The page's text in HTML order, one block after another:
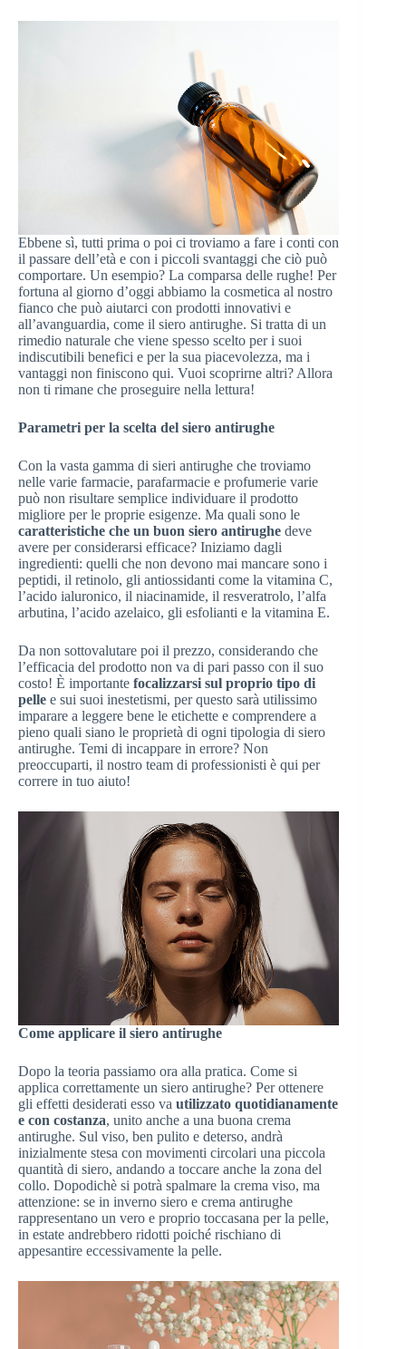
Ebbene sì, tutti prima o poi ci troviamo a fare i conti con
il passare dell’età e con i piccoli svantaggi che ciò può
comportare. Un esempio? La comparsa delle rughe! Per
fortuna al giorno d’oggi abbiamo la cosmetica al nostro
fianco che può aiutarci con prodotti innovativi e
all’avanguardia, come il siero antirughe. Si tratta di un
rimedio naturale che viene spesso scelto per i suoi
indiscutibili benefici e per la sua piacevolezza, ma i
vantaggi non finiscono qui. Vuoi scoprirne altri? Allora
non ti rimane che proseguire nella lettura!
Parametri per la scelta del siero antirughe
Con la vasta gamma di sieri antirughe che troviamo
nelle varie farmacie, parafarmacie e profumerie varie
può non risultare semplice individuare il prodotto
migliore per le proprie esigenze. Ma quali sono le
caratteristiche che un buon siero antirughe deve
avere per considerarsi efficace? Iniziamo dagli
ingredienti: quelli che non devono mai mancare sono i
peptidi, il retinolo, gli antiossidanti come la vitamina C,
l’acido ialuronico, il niacinamide, il resveratrolo, l’alfa
arbutina, l’acido azelaico, gli esfolianti e la vitamina E.
Da non sottovalutare poi il prezzo, considerando che
l’efficacia del prodotto non va di pari passo con il suo
costo! È importante focalizzarsi sul proprio tipo di
pelle e sui suoi inestetismi, per questo sarà utilissimo
imparare a leggere bene le etichette e comprendere a
pieno quali siano le proprietà di ogni tipologia di siero
antirughe. Temi di incappare in errore? Non
preoccuparti, il nostro team di professionisti è qui per
correre in tuo aiuto!
Come applicare il siero antirughe
Dopo la teoria passiamo ora alla pratica. Come si
applica correttamente un siero antirughe? Per ottenere
gli effetti desiderati esso va utilizzato quotidianamente
e con costanza, unito anche a una buona crema
antirughe. Sul viso, ben pulito e deterso, andrà
inizialmente stesa con movimenti circolari una piccola
quantità di siero, andando a toccare anche la zona del
collo. Dopodichè si potrà spalmare la crema viso, ma
attenzione: se in inverno siero e crema antirughe
rappresentano un vero e proprio toccasana per la pelle,
in estate andrebbero ridotti poiché rischiano di
appesantire eccessivamente la pelle.